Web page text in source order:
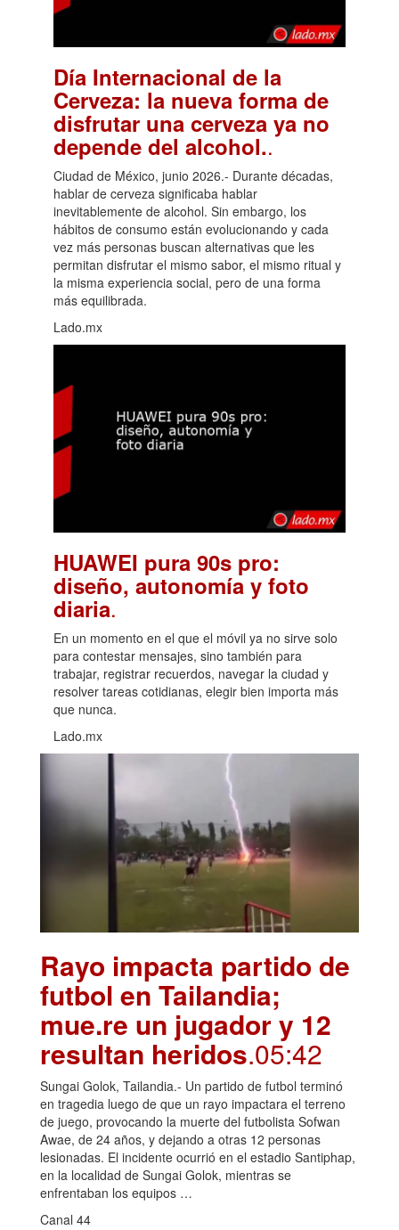
Día Internacional de la
Cerveza: la nueva forma de
disfrutar una cerveza ya no
depende del alcohol..
Ciudad de México, junio 2026.- Durante décadas,
hablar de cerveza significaba hablar
inevitablemente de alcohol. Sin embargo, los
hábitos de consumo están evolucionando y cada
vez más personas buscan alternativas que les
permitan disfrutar el mismo sabor, el mismo ritual y
la misma experiencia social, pero de una forma
más equilibrada.
Lado.mx
HUAWEI pura 90s pro:
diseño, autonomía y foto
diaria.
En un momento en el que el móvil ya no sirve solo
para contestar mensajes, sino también para
trabajar, registrar recuerdos, navegar la ciudad y
resolver tareas cotidianas, elegir bien importa más
que nunca.
Lado.mx
Rayo impacta partido de
futbol en Tailandia;
mue.re un jugador y 12
resultan heridos.05:42
Sungai Golok, Tailandia.- Un partido de futbol terminó
en tragedia luego de que un rayo impactara el terreno
de juego, provocando la muerte del futbolista Sofwan
Awae, de 24 años, y dejando a otras 12 personas
lesionadas. El incidente ocurrió en el estadio Santiphap,
en la localidad de Sungai Golok, mientras se
enfrentaban los equipos …
Canal 44